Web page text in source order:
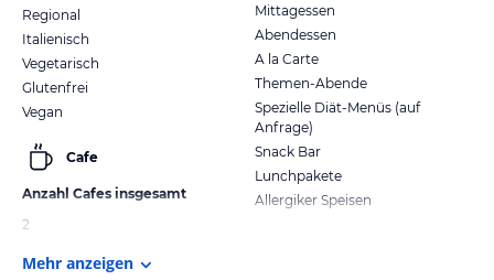
Regional
Italienisch
Vegetarisch
Glutenfrei
Vegan
Cafe
Anzahl Cafes insgesamt
2
Mittagessen
Abendessen
A la Carte
Themen-Abende
Spezielle Diät-Menüs (auf
Anfrage)
Snack Bar
Lunchpakete
Allergiker Speisen
Mehr anzeigen